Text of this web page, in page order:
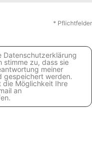
* Pflichtfelder
Datenschutzerklärung
stimme zu, dass sie
meiner
gespeichert werden.
die Möglichkeit Ihre
an